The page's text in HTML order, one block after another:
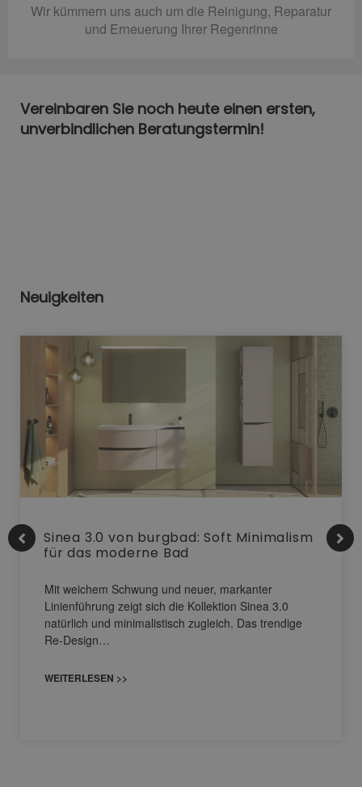
Wir kümmern uns auch um die Reinigung, Reparatur
und Erneuerung Ihrer Regenrinne
Vereinbaren Sie noch heute einen ersten,
unverbindlichen Beratungstermin!
Neuigkeiten
Sinea 3.0 von burgbad: Soft Minimalism
für das moderne Bad
Mit weichem Schwung und neuer, markanter
Linienführung zeigt sich die Kollektion Sinea 3.0
natürlich und minimalistisch zugleich. Das trendige
Re-Design…
WEITERLESEN >>